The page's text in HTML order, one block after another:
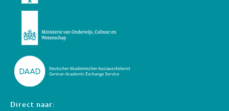
Direct naar: